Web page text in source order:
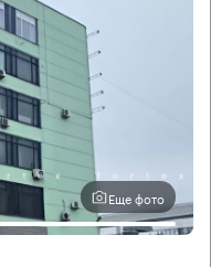
Еще фото